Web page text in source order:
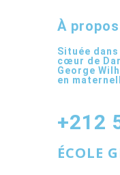
À
Située
cœur de
George
en
+212
ÉCOLE